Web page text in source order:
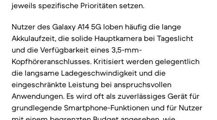
jeweils spezifische Prioritäten setzen.
Nutzer des Galaxy A14 5G loben häufig die lange
Akkulaufzeit, die solide Hauptkamera bei Tageslicht
und die Verfügbarkeit eines 3,5-mm-
Kopfhöreranschlusses. Kritisiert werden gelegentlich
die langsame Ladegeschwindigkeit und die
eingeschränkte Leistung bei anspruchsvollen
Anwendungen. Es wird oft als zuverlässiges Gerät für
grundlegende Smartphone-Funktionen und für Nutzer